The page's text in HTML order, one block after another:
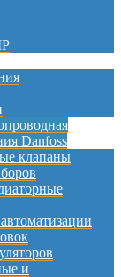
Danfoss
клапаны
и